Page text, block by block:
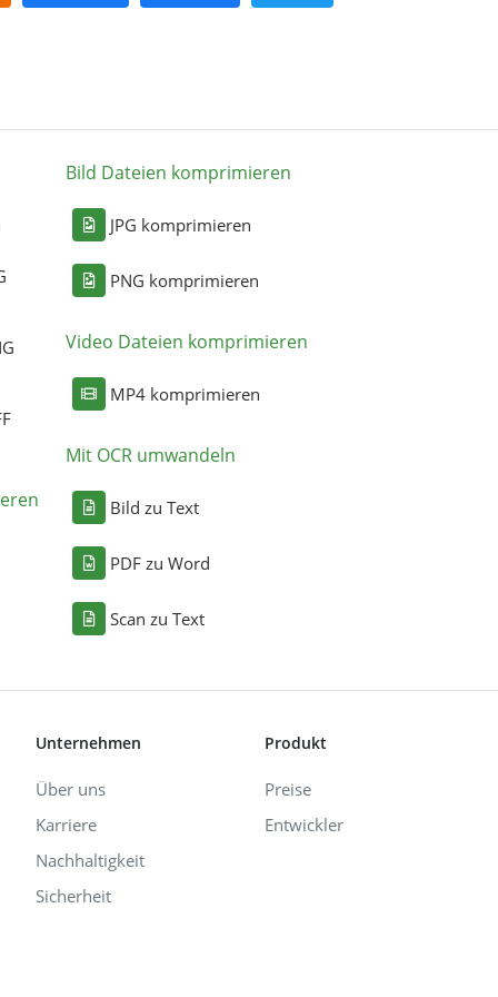
Bild Dateien komprimieren
JPG komprimieren
PNG komprimieren
Video Dateien komprimieren
MP4 komprimieren
Mit OCR umwandeln
Bild zu Text
PDF zu Word
Scan zu Text
Unternehmen
Über uns
Karriere
Nachhaltigkeit
Sicherheit
Produkt
Preise
Entwickler